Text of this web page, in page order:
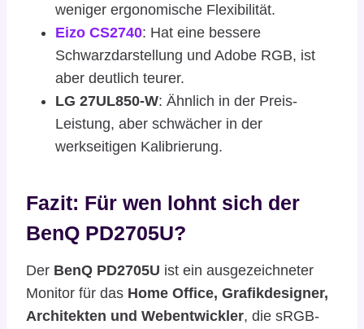
weniger ergonomische Flexibilität.
Eizo CS2740: Hat eine bessere
Schwarzdarstellung und Adobe RGB, ist
aber deutlich teurer.
LG 27UL850-W: Ähnlich in der Preis-
Leistung, aber schwächer in der
werkseitigen Kalibrierung.
Fazit: Für wen lohnt sich der
BenQ PD2705U?
Der BenQ PD2705U ist ein ausgezeichneter
Monitor für das Home Office, Grafikdesigner,
Architekten und Webentwickler, die sRGB-